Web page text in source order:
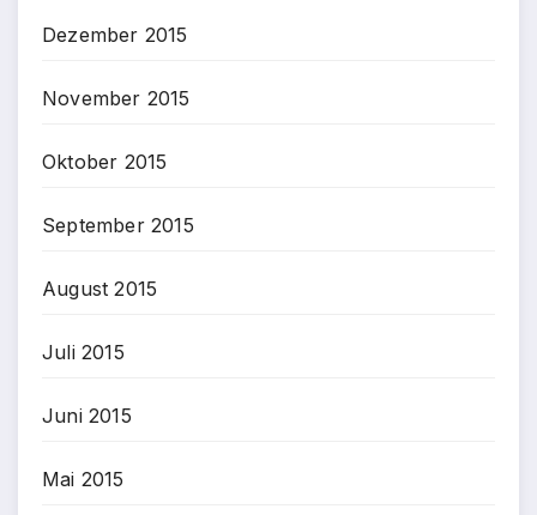
Dezember 2015
November 2015
Oktober 2015
September 2015
August 2015
Juli 2015
Juni 2015
Mai 2015